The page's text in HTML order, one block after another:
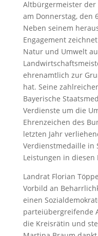
Altbürgermeister der
am Donnerstag, den
Neben seinem
Engagement
Natur und Umwelt
ehrenamtlich zur
hat. Seine
Bayerische
Verdienste um die
Ehrenzeichen des
letzten Jahr
Verdienstmedaille in
Leistungen in diesen
Landrat Florian
Vorbild an
einen
parteiübergreifende
die Kreisrätin und